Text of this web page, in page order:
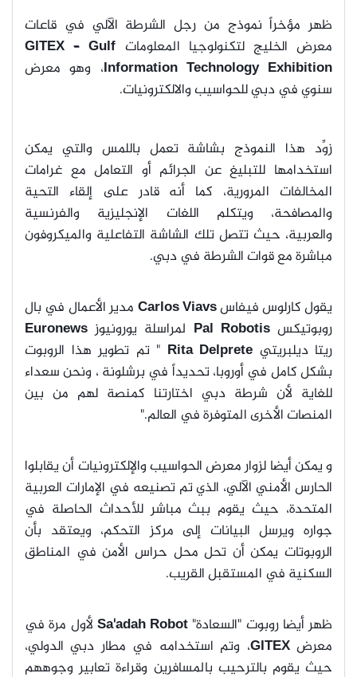
ظهر مؤخراً نموذج من رجل الشرطة الآلي في قاعات
معرض الخليج لتكنولوجيا المعلومات GITEX – Gulf
Information Technology Exhibition، وهو معرض
سنوي في دبي للحواسيب والالكترونيات.
زوِّد هذا النموذج بشاشة تعمل باللمس والتي يمكن
استخدامها للتبليغ عن الجرائم أو التعامل مع غرامات
المخالفات المرورية، كما أنه قادر على إلقاء التحية
والمصافحة، ويتكلم اللغات الإنجليزية والفرنسية
والعربية، حيث تتصل تلك الشاشة التفاعلية والميكروفون
مباشرة مع قوات الشرطة في دبي.
يقول كارلوس فيفاسCarlos Viavs مدير الأعمال في بال
روبوتيكس Pal Robotis لمراسلة يورونيوز Euronews
ريتا ديلبريتي Rita Delprete " تم تطوير هذا الروبوت
بشكل كامل في أوروبا، تحديداً في برشلونة ، ونحن سعداء
للغاية لأن شرطة دبي اختارتنا كمنصة لهم من بين
المنصات الأخرى المتوفرة في العالم."
و يمكن أيضا لزوار معرض الحواسيب والإلكترونيات أن يقابلوا
الحارس الأمني الآلي، الذي تم تصنيعه في الإمارات العربية
المتحدة، حيث يقوم ببث مباشر للأحداث الحاصلة في
جواره ويرسل البيانات إلى مركز التحكم، ويعتقد بأن
الروبوتات يمكن أن تحل محل حراس الأمن في المناطق
السكنية في المستقبل القريب.
ظهر أيضا روبوت "السعادة"
لأول مرة في
معرضGITEX، وتم استخدامه في مطار دبي الدولي،
حيث يقوم بالترحيب بالمسافرين وقراءة تعابير وجوههم